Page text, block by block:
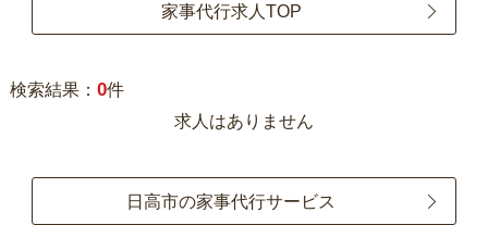
家事代行求人TOP
検索結果： 0件
求人はありません
日高市の家事代行サービス